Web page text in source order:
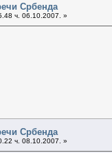
Србенда
ч. 06.10.2007. »
Србенда
ч. 08.10.2007. »